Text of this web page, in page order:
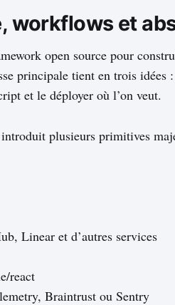
workflows et
open source pour
principale tient en trois idées
et le déployer où l’on veut.
plusieurs primitives
Linear et d’autres services
react
Braintrust ou Sentry